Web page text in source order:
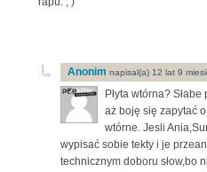
Anonim napisal(a) 12 lat 9
Płyta wtórna?
aż boję się zapytać
wtórne. Jesli
wypisać sobie tekty i je
technicznym doboru słow,bo